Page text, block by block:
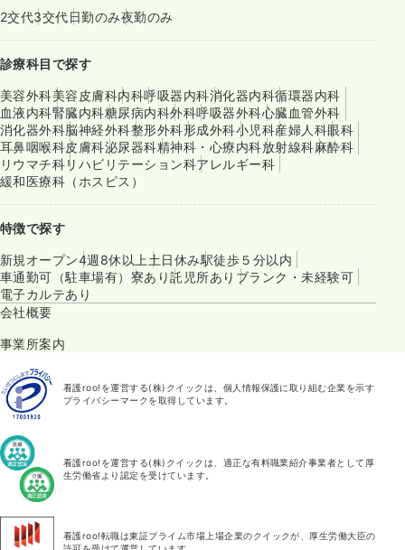
2交代3交代日勤のみ夜勤のみ
診療科目で探す
美容外科美容皮膚科内科呼吸器内科消化器内科循環器内科
血液内科腎臓内科糖尿病内科外科呼吸器外科心臓血管外科
消化器外科脳神経外科整形外科形成外科小児科産婦人科眼科
耳鼻咽喉科皮膚科泌尿器科精神科・心療内科放射線科麻酔科
リウマチ科リハビリテーション科アレルギー科
緩和医療科（ホスピス）
特徴で探す
新規オープン4週8休以上土日休み駅徒歩５分以内
車通勤可（駐車場有） 寮あり託児所あり ブランク・未経験可
電子カルテあり
会社概要
事業所案内
看護roo!を運営する(株)クイックは、個人情報保護に取り組む企業を示す
プライバシーマークを取得しています。
看護roo!を運営する(株)クイックは、適正な有料職業紹介事業者として厚
生労働省より認定を受けています。
看護roo!転職は東証プライム市場上場企業のクイックが、厚生労働大臣の